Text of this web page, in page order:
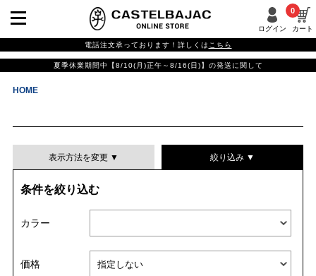
ログイン カート
0
電話注文承っております！詳しくは こちら
夏季休業期間中【8/10(月)正午～8/16(日)】の発送に関して
HOME
表示方法を変更 ▼ 絞り込み ▼
条件を絞り込む
カラー
価格